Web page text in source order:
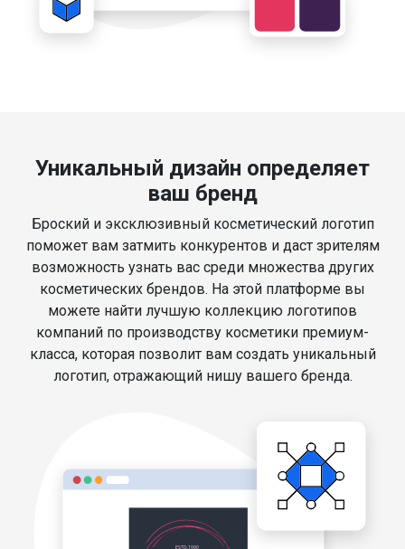
Уникальный дизайн определяет
ваш бренд
Броский и эксклюзивный косметический логотип
поможет вам затмить конкурентов и даст зрителям
возможность узнать вас среди множества других
косметических брендов. На этой платформе вы
можете найти лучшую коллекцию логотипов
компаний по производству косметики премиум-
класса, которая позволит вам создать уникальный
логотип, отражающий нишу вашего бренда.